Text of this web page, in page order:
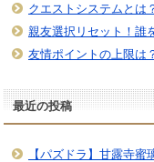
クエストシステムとは
親友選択リセット！誰
友情ポイントの上限は
最近の投稿
【パズドラ】甘露寺